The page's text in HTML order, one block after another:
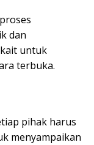
dan
untuk
terbuka.
pihak harus
menyampaikan